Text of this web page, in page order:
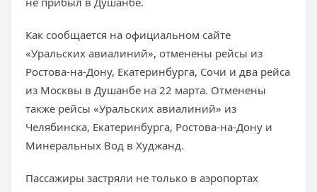
Как сообщается на официальном сайте
«Уральских авиалиний», отменены рейсы из
Ростова-на-Дону, Екатеринбурга, Сочи и два рейса
из Москвы в Душанбе на 22 марта. Отменены
также рейсы «Уральских авиалиний» из
Челябинска, Екатеринбурга, Ростова-на-Дону и
Минеральных Вод в Худжанд.
Пассажиры застряли не только в аэропортах